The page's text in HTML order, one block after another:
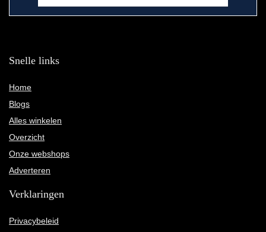
Snelle links
Home
Blogs
Alles winkelen
Overzicht
Onze webshops
Adverteren
Verklaringen
Privacybeleid